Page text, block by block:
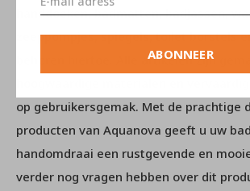
ABONNEER
handdoeken, badmatten, badjassen,
zeeppompjes, spiegels, toilet borstels
behoren hiertoe. Alle artikelen zijn
op gebruikersgemak. Met de prachtige
producten van Aquanova geeft u uw
handomdraai een rustgevende en
verder nog vragen hebben over dit